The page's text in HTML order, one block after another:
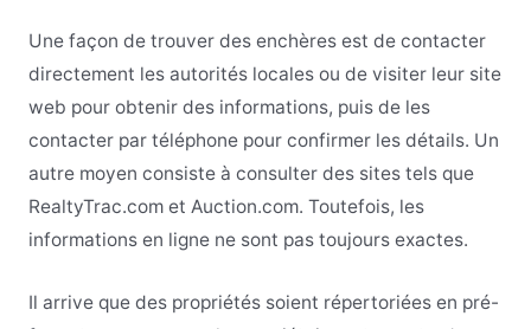
Une façon de trouver des enchères est de contacter
directement les autorités locales ou de visiter leur site
web pour obtenir des informations, puis de les
contacter par téléphone pour confirmer les détails. Un
autre moyen consiste à consulter des sites tels que
RealtyTrac.com et Auction.com. Toutefois, les
informations en ligne ne sont pas toujours exactes.
Il arrive que des propriétés soient répertoriées en pré-